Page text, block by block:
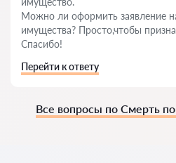
Можно ли оформить заявление
имущества? Просто,чтобы
Спасибо!
Перейти к ответу
Все вопросы по Смерть